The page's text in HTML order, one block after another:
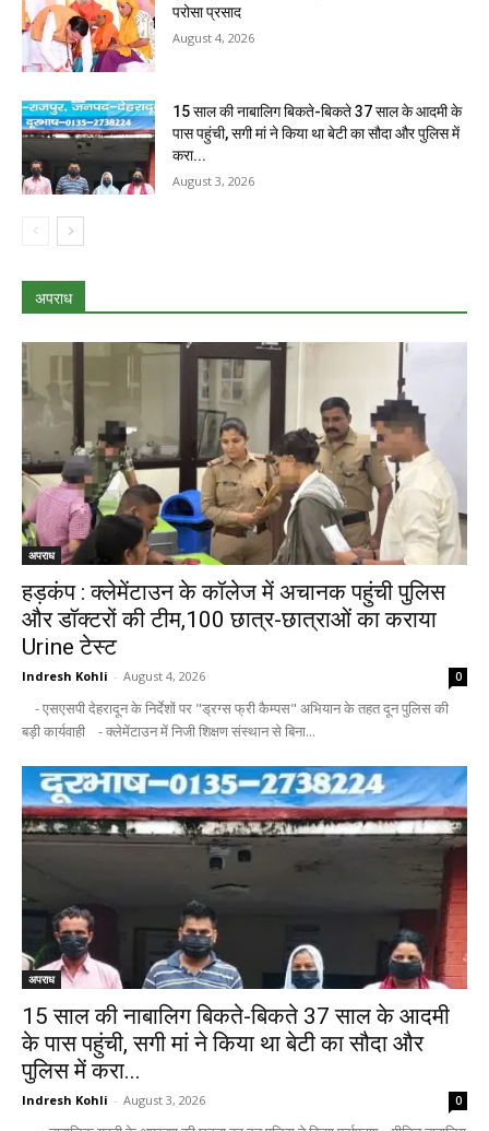
परोसा प्रसाद
August 4, 2026
15 साल की नाबालिग बिकते-बिकते 37 साल के आदमी के
पास पहुंची, सगी मां ने किया था बेटी का सौदा और पुलिस में
करा...
August 3, 2026
अपराध
अपराध
हड़कंप : क्लेमेंटाउन के कॉलेज में अचानक पहुंची पुलिस
और डॉक्टरों की टीम,100 छात्र-छात्राओं का कराया
Urine टेस्ट
Indresh Kohli - August 4, 2026 0
- एसएसपी देहरादून के निर्देशों पर "ड्रग्स फ्री कैम्पस" अभियान के तहत दून पुलिस की
बड़ी कार्यवाही - क्लेमेंटाउन में निजी शिक्षण संस्थान से बिना...
अपराध
15 साल की नाबालिग बिकते-बिकते 37 साल के आदमी
के पास पहुंची, सगी मां ने किया था बेटी का सौदा और
पुलिस में करा...
Indresh Kohli - August 3, 2026 0